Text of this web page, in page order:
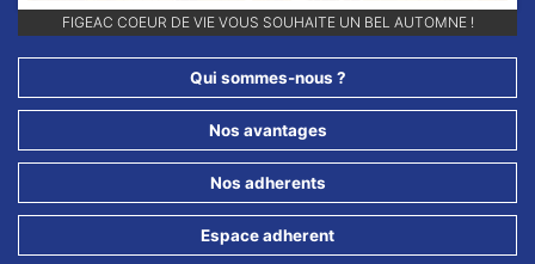
RETROUVEZ-NOUS SUR NOS RÉSEAUX SOCIAUX ET ABONNEZ-VOUS
POUR NE RIEN LOUPER DE NOS ANIMATIONS !!
Qui sommes-nous ?
Nos avantages
Nos adherents
Espace adherent